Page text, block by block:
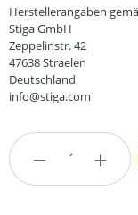
Herstellerangaben
Stiga GmbH
Zeppelinstr. 42
47638 Straelen
Deutschland
info@stiga.com
Produkt